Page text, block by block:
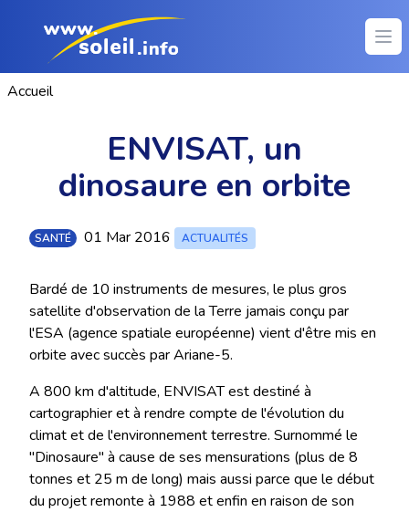
Accueil
ENVISAT, un
dinosaure en orbite
SANTÉ 01 Mar 2016 ACTUALITÉS
Bardé de 10 instruments de mesures, le plus gros
satellite d'observation de la Terre jamais conçu par
l'ESA (agence spatiale européenne) vient d'être mis en
orbite avec succès par Ariane-5.
A 800 km d'altitude, ENVISAT est destiné à
cartographier et à rendre compte de l'évolution du
climat et de l'environnement terrestre. Surnommé le
"Dinosaure" à cause de ses mensurations (plus de 8
tonnes et 25 m de long) mais aussi parce que le début
du projet remonte à 1988 et enfin en raison de son